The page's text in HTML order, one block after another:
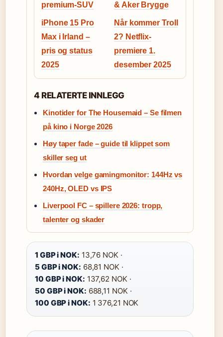
premium-SUV
& Aker Brygge
iPhone 15 Pro
Max i Irland –
pris og status
2025
Når kommer Troll
2? Netflix-
premiere 1.
desember 2025
4 RELATERTE INNLEGG
Kinotider for The Housemaid – Se filmen
på kino i Norge 2026
Høy taper fade – guide til klippet som
skiller seg ut
Hvordan velge gamingmonitor: 144Hz vs
240Hz, OLED vs IPS
Liverpool FC – spillere 2026: tropp,
talenter og skader
1 GBP i NOK: 13,76 NOK ·
5 GBP i NOK: 68,81 NOK ·
10 GBP i NOK: 137,62 NOK ·
50 GBP i NOK: 688,11 NOK ·
100 GBP i NOK: 1 376,21 NOK